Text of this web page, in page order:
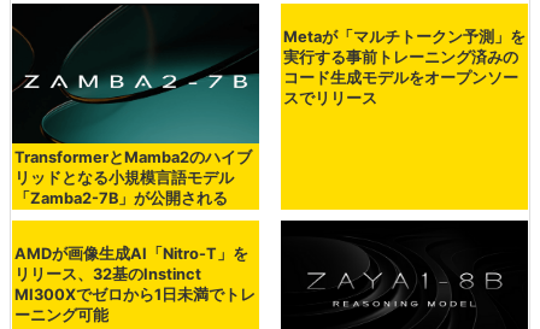
TransformerとMamba2のハイブ
リッドとなる小規模言語モデル
「Zamba2-7B」が公開される
Metaが「マルチトークン予測」を
実行する事前トレーニング済みの
コード生成モデルをオープンソー
スでリリース
AMDが画像生成AI「Nitro-T」を
リリース、32基のInstinct
MI300Xでゼロから1日未満でトレ
ーニング可能